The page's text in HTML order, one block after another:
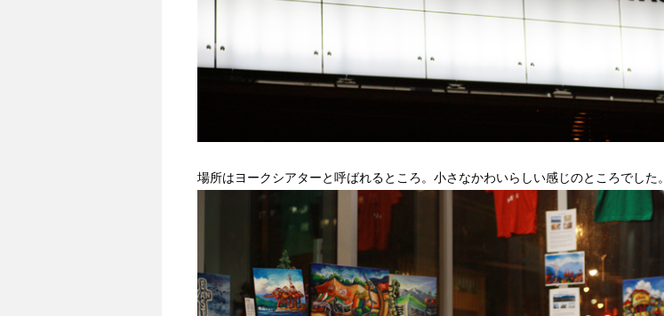
場所はヨークシアターと呼ばれるところ。小さなかわいらしい感じのところでした。